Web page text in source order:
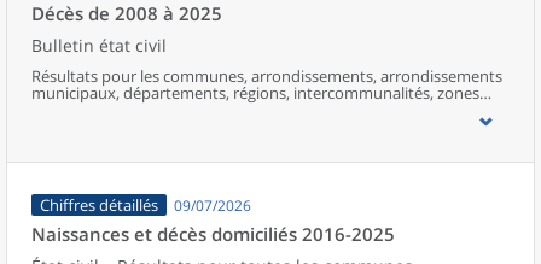
Décès de 2008 à 2025
Bulletin état civil
Résultats pour les communes, arrondissements, arrondissements
municipaux, départements, régions, intercommunalités, zones
d’emploi, bassins de vie, unités urbaines et aires d’attraction des
Chiffres détaillés 09/07/2026
Naissances et décès domiciliés 2016-2025